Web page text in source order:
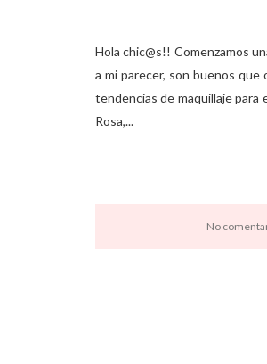
Hola chic@s!! Comenzamos
a mi parecer, son buenos que
tendencias de maquillaje
Rosa,...
No